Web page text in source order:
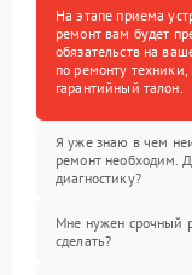
На этапе приема
ремонт вам будет
обязательств на
по ремонту
гарантийный талон.
Я уже знаю в чем
ремонт необходим.
диагностику?
Мне нужен срочный
сделать?